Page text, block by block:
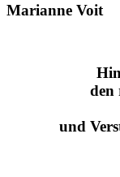
Marianne Voit
den
und